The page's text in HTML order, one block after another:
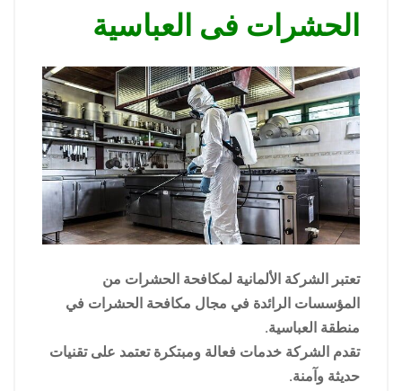
الحشرات فى العباسية
تعتبر الشركة الألمانية لمكافحة الحشرات من
المؤسسات الرائدة في مجال مكافحة الحشرات في
منطقة العباسية.
تقدم الشركة خدمات فعالة ومبتكرة تعتمد على تقنيات
حديثة وآمنة.